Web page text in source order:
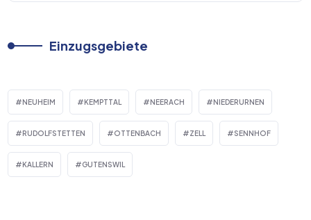
Einzugsgebiete
NEUHEIM KEMPTTAL NEERACH NIEDERURNEN
RUDOLFSTETTEN OTTENBACH ZELL SENNHOF
KALLERN GUTENSWIL